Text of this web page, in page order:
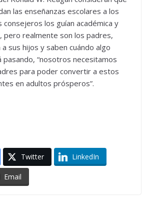
las enseñanzas escolares a los
los guían académica y
pero realmente son los padres,
sus hijos y saben cuándo algo
“nosotros necesitamos
para poder convertir a estos
en adultos prósperos”.
Twitter LinkedIn
Email